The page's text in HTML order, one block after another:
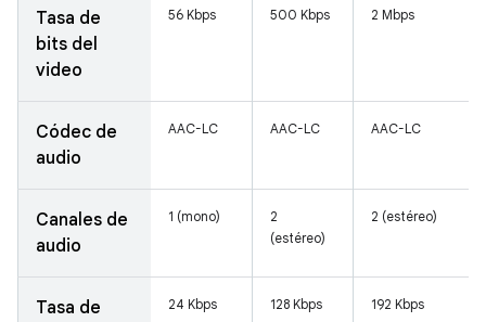
Tasa de
bits del
video
56 Kbps 500 Kbps 2 Mbps
Códec de
audio
AAC-LC AAC-LC AAC-LC
Canales de
audio
1 (mono)
2
(estéreo)
2 (estéreo)
Tasa de
24 Kbps 128 Kbps 192 Kbps